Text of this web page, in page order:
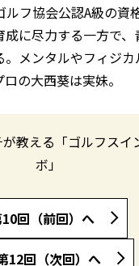
フ協会公認A級の資
に尽力する一方で
。メンタルやフィジカ
の大西葵は実妹。
教える「ゴルフスイ
ボ」
回（前回）へ
12回（次回）へ